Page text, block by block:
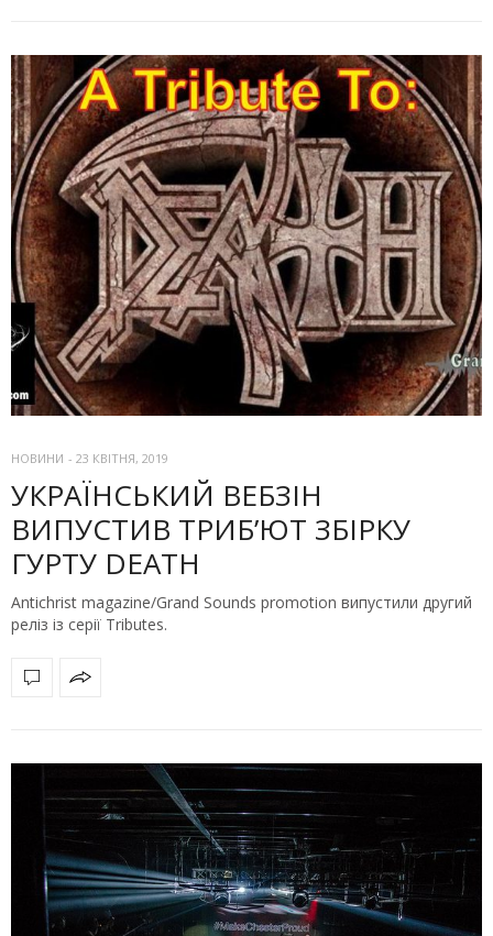
НОВИНИ - 23 КВІТНЯ, 2019
УКРАЇНСЬКИЙ ВЕБЗІН
ВИПУСТИВ ТРИБ’ЮТ ЗБІРКУ
ГУРТУ DEATH
Antichrist magazine/Grand Sounds promotion випустили другий
реліз із серії Tributes.